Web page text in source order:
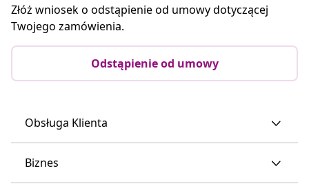
Złóż wniosek o odstąpienie od umowy dotyczącej
Twojego zamówienia.
Odstąpienie od umowy
Obsługa Klienta
Biznes